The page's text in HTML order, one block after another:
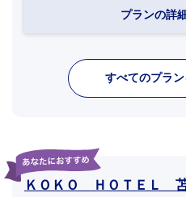
プランの詳
すべてのプラ
ＫＯＫＯ ＨＯＴＥＬ